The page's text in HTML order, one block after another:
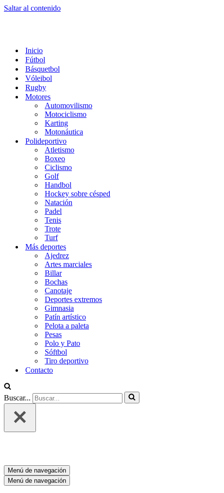
Saltar al contenido
Inicio
Fútbol
Básquetbol
Vóleibol
Rugby
Motores
Automovilismo
Motociclismo
Karting
Motonáutica
Polideportivo
Atletismo
Boxeo
Ciclismo
Golf
Handbol
Hockey sobre césped
Natación
Padel
Tenis
Trote
Turf
Más deportes
Ajedrez
Artes marciales
Billar
Bochas
Canotaje
Deportes extremos
Gimnasia
Patín artístico
Pelota a paleta
Pesas
Polo y Pato
Sóftbol
Tiro deportivo
Contacto
Buscar...
Menú de navegación
Menú de navegación